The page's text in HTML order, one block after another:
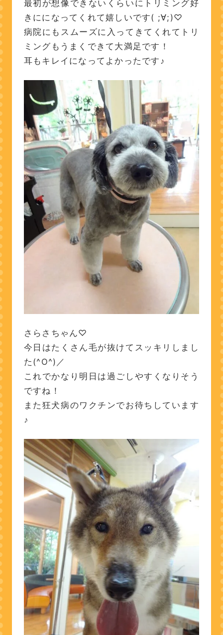
最初が想像できないくらいにトリミング好
きにになってくれて嬉しいです( ;∀;)♡
病院にもスムーズに入ってきてくれてトリ
ミングもうまくできて大満足です！
耳もキレイになってよかったです♪
さらさちゃん♡
今日はたくさん毛が抜けてスッキリしまし
た(^O^)／
これでかなり明日は過ごしやすくなりそう
ですね！
また狂犬病のワクチンでお待ちしています
♪